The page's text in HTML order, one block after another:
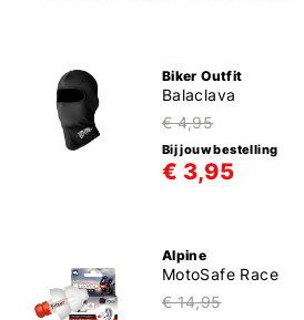
Biker Outfit
Balaclava
€ 4,95
Bij jouw bestelling
€ 3,95
Alpine
MotoSafe Race
€ 14,95